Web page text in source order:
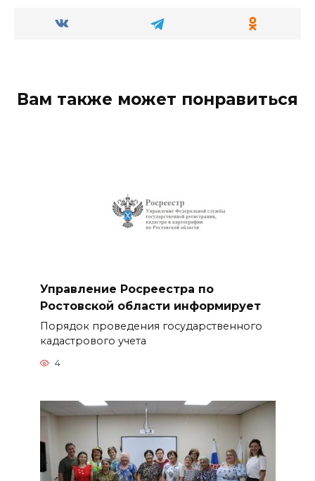
Вам также может понравиться
Управление Росреестра по
Ростовской области информирует
Порядок проведения государственного
кадастрового учета
4